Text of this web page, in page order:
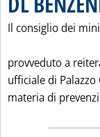
Il consiglio dei
provveduto a
ufficiale di
materia di